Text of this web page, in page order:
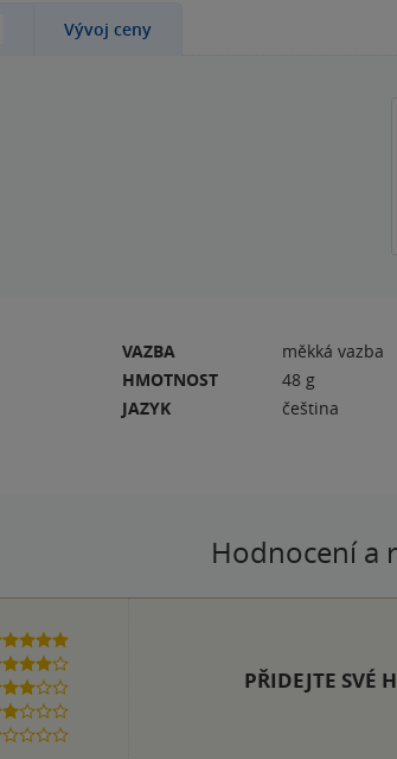
Vývoj ceny
VAZBA
měkká vazba
HMOTNOST
48 g
JAZYK
čeština
Hodnocení a
5 hvězdiček
4 hvězdičky
3 hvězdičky
2 hvězdičky
1 hvezdička
PŘIDEJTE SVÉ